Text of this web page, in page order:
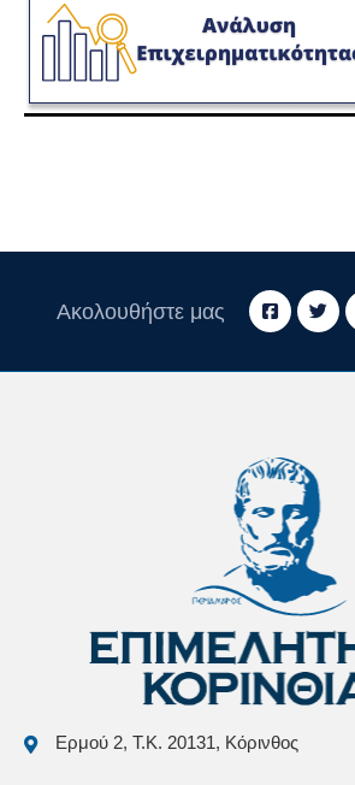
Ακολουθήστε μας
Ερμού 2, Τ.Κ. 20131, Κόρινθος